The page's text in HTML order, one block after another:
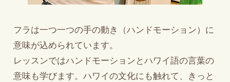
フラは一つ一つの手の動き（ハンドモーション）に
意味が込められています。
レッスンではハンドモーションとハワイ語の言葉の
意味も学びます。ハワイの文化にも触れて、きっと